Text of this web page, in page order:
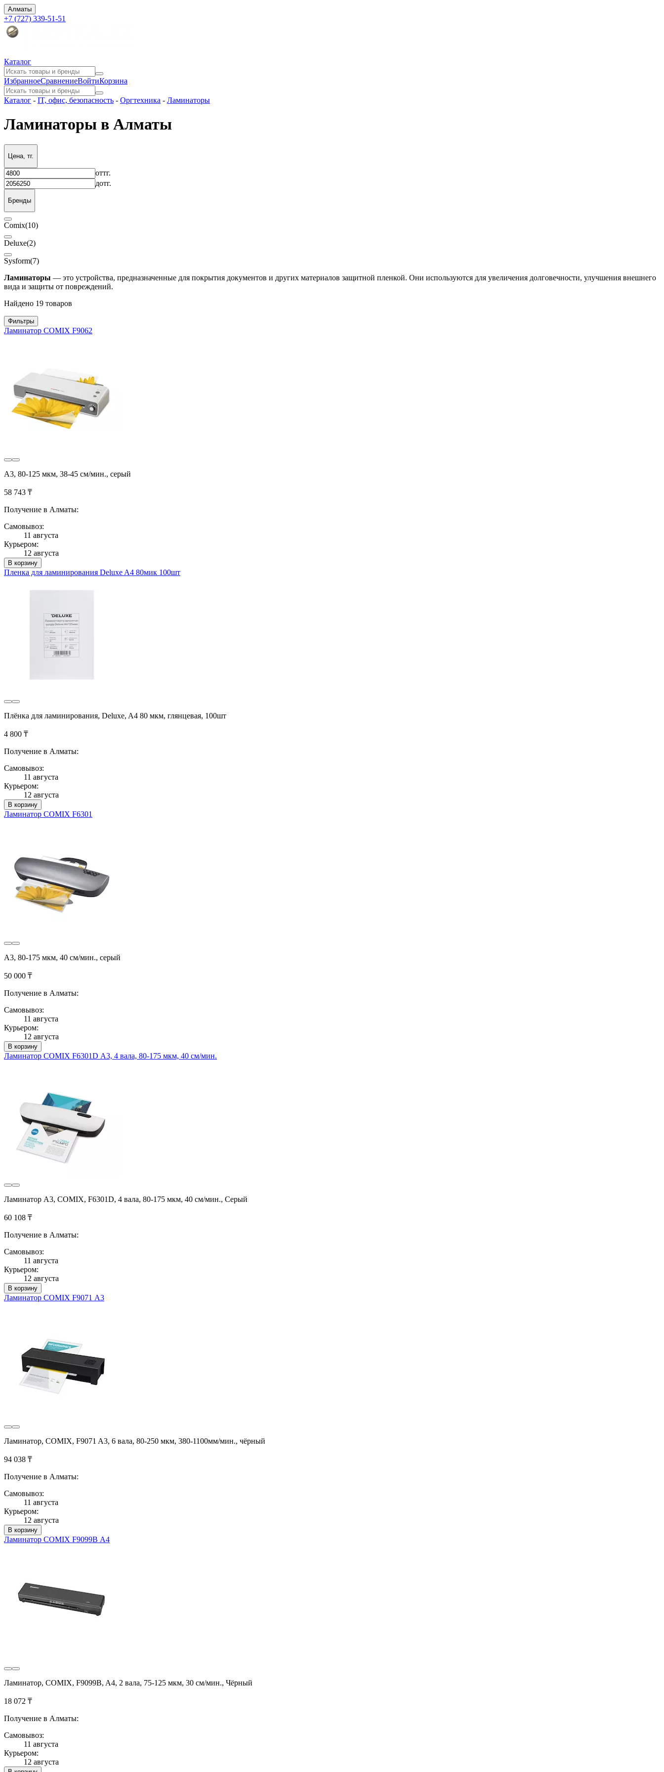
Алматы
+7 (727) 339-51-51
Каталог
ИзбранноеСравнениеВойтиКорзина
Каталог - IT, офис, безопасность - Оргтехника - Ламинаторы
Ламинаторы в Алматы
Цена, тг.
оттг.
дотг.
Бренды
Comix(10)
Deluxe(2)
Sysform(7)
Ламинаторы — это устройства, предназначенные для покрытия документов и других материалов защитной пленкой. Они используются для увеличения долговечности, улучшения внешнего
вида и защиты от повреждений.
Найдено 19 товаров
Фильтры
Ламинатор COMIX F9062
А3, 80-125 мкм, 38-45 см/мин., серый
58 743 ₸
Получение в Алматы:
Самовывоз:
11 августа
Курьером:
12 августа
В корзину
Пленка для ламинирования Deluxe A4 80мик 100шт
Плёнка для ламинирования, Deluxe, A4 80 мкм, глянцевая, 100шт
4 800 ₸
Получение в Алматы:
Самовывоз:
11 августа
Курьером:
12 августа
В корзину
Ламинатор COMIX F6301
А3, 80-175 мкм, 40 см/мин., серый
50 000 ₸
Получение в Алматы:
Самовывоз:
11 августа
Курьером:
12 августа
В корзину
Ламинатор COMIX F6301D А3, 4 вала, 80-175 мкм, 40 см/мин.
Ламинатор А3, COMIX, F6301D, 4 вала, 80-175 мкм, 40 см/мин., Серый
60 108 ₸
Получение в Алматы:
Самовывоз:
11 августа
Курьером:
12 августа
В корзину
Ламинатор COMIX F9071 А3
Ламинатор, COMIX, F9071 A3, 6 вала, 80-250 мкм, 380-1100мм/мин., чёрный
94 038 ₸
Получение в Алматы:
Самовывоз:
11 августа
Курьером:
12 августа
В корзину
Ламинатор COMIX F9099B А4
Ламинатор, COMIX, F9099B, A4, 2 вала, 75-125 мкм, 30 см/мин., Чёрный
18 072 ₸
Получение в Алматы:
Самовывоз:
11 августа
Курьером:
12 августа